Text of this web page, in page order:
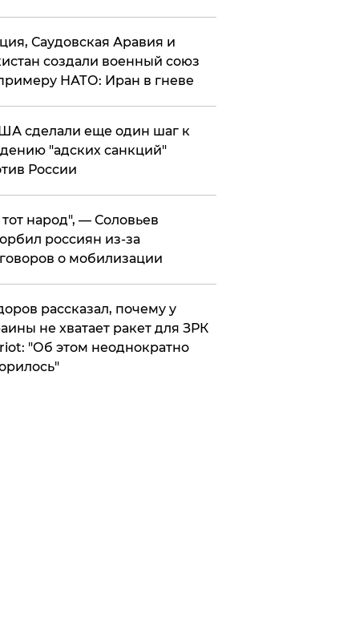
Саудовская Аравия и
создали военный союз
НАТО: Иран в гневе
сделали еще один шаг к
"адских санкций"
России
народ", — Соловьев
россиян из-за
о мобилизации
рассказал, почему у
не хватает ракет для ЗРК
"Об этом неоднократно